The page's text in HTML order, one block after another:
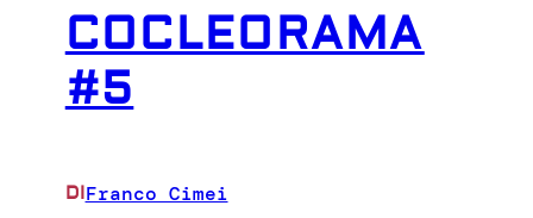
COCLEORAMA
#5
DIFranco Cimei